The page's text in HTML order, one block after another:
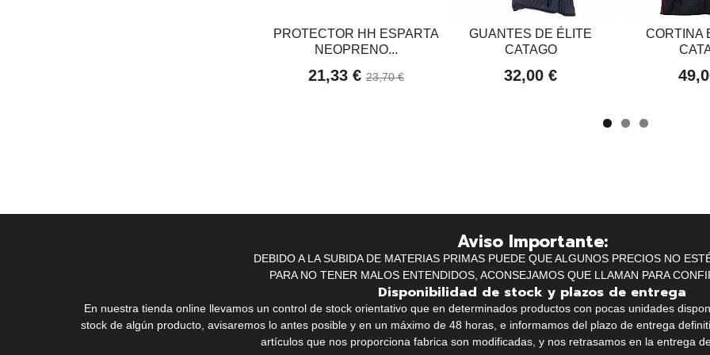
PROTECTOR HH ESPARTA
NEOPRENO...
21,33 €23,70 €
GUANTES DE ÉLITE
CATAGO
32,00 €
CORTINA
Aviso Importante:
DEBIDO A LA SUBIDA DE MATERIAS PRIMAS PUEDE QUE ALGUNOS PRECIOS NO
PARA NO TENER MALOS ENTENDIDOS, ACONSEJAMOS QUE LLAMAN PARA
Disponibilidad de stock y plazos de entrega
En nuestra tienda online llevamos un control de stock orientativo que en determinados productos con pocas unidades
stock de algún producto, avisaremos lo antes posible y en un máximo de 48 horas, e informamos del plazo de entrega
artículos que nos proporciona fabrica son modificadas, y nos retrasamos en la entrega